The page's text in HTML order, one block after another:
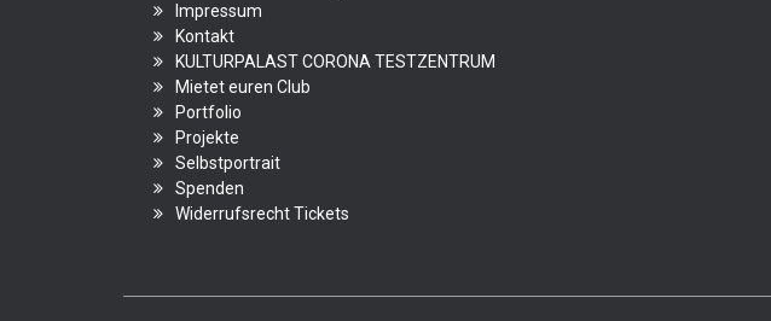
Impressum
Kontakt
KULTURPALAST CORONA TESTZENTRUM
Mietet euren Club
Portfolio
Projekte
Selbstportrait
Spenden
Widerrufsrecht Tickets